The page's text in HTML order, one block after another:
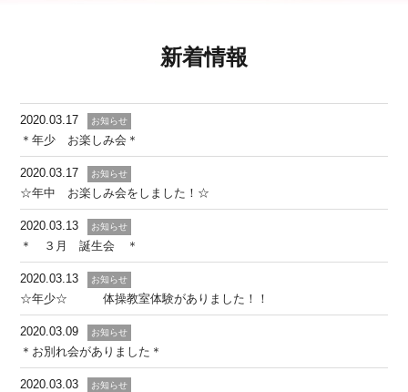
新着情報
2020.03.17 お知らせ
＊年少 お楽しみ会＊
2020.03.17 お知らせ
☆年中 お楽しみ会をしました！☆
2020.03.13 お知らせ
＊ ３月 誕生会 ＊
2020.03.13 お知らせ
☆年少☆ 体操教室体験がありました！！
2020.03.09 お知らせ
＊お別れ会がありました＊
2020.03.03 お知らせ